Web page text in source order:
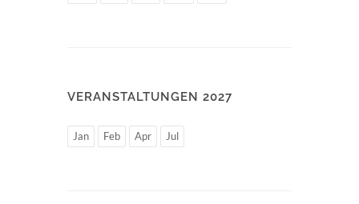
VERANSTALTUNGEN 2027
Jan Feb Apr Jul